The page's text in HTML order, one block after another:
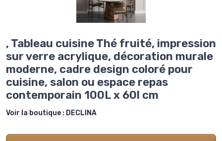
, Tableau cuisine Thé fruité, impression
sur verre acrylique, décoration murale
moderne, cadre design coloré pour
cuisine, salon ou espace repas
contemporain 100L x 60l cm
Voir la boutique : DECLINA